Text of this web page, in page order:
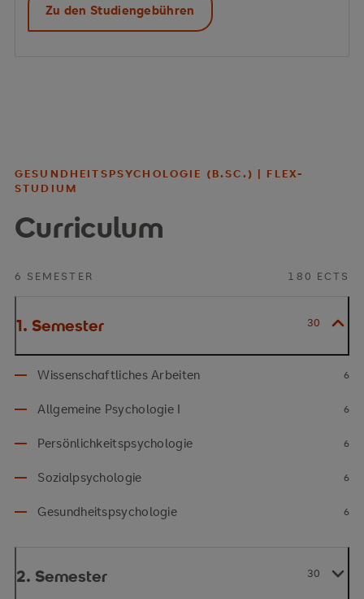
Zu den Studiengebühren
GESUNDHEITSPSYCHOLOGIE (B.SC.) | FLEX-
STUDIUM
Curriculum
6 SEMESTER 180 ECTS
1. Semester 30
Wissenschaftliches Arbeiten 6
Allgemeine Psychologie I 6
Persönlichkeitspsychologie 6
Sozialpsychologie 6
Gesundheitspsychologie 6
2. Semester 30